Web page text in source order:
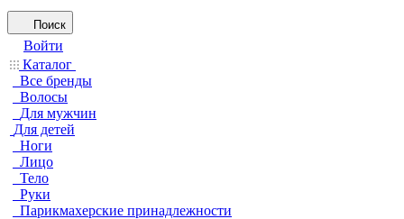
Поиск
Войти
Каталог
Все бренды
Волосы
Для мужчин
Для детей
Ноги
Лицо
Тело
Руки
Парикмахерские принадлежности